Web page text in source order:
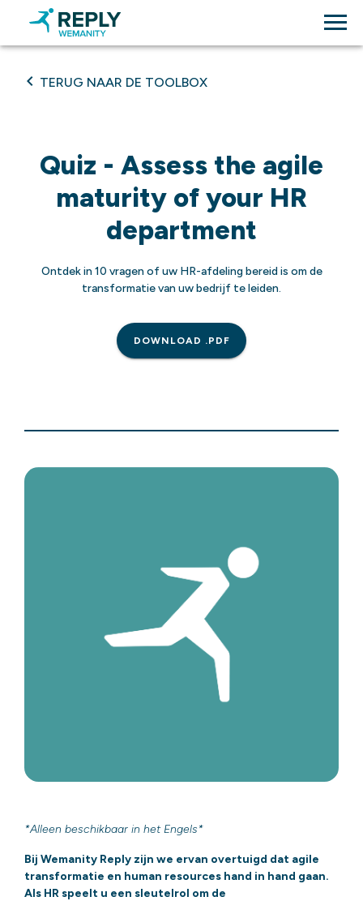
TERUG NAAR DE TOOLBOX
Quiz - Assess the agile
maturity of your HR
department
Ontdek in 10 vragen of uw HR-afdeling bereid is om de
transformatie van uw bedrijf te leiden.
DOWNLOAD .PDF
*Alleen beschikbaar in het Engels*
Bij Wemanity Reply zijn we ervan overtuigd dat agile
transformatie en human resources hand in hand gaan.
Als HR speelt u een sleutelrol om de